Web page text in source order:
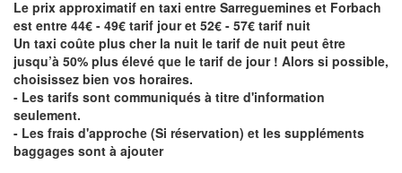
Le prix approximatif en taxi entre Sarreguemines et Forbach
est entre 44€ - 49€ tarif jour et 52€ - 57€ tarif nuit
Un taxi coûte plus cher la nuit le tarif de nuit peut être
jusqu’à 50% plus élevé que le tarif de jour ! Alors si possible,
choisissez bien vos horaires.
- Les tarifs sont communiqués à titre d'information
seulement.
- Les frais d'approche (Si réservation) et les suppléments
baggages sont à ajouter